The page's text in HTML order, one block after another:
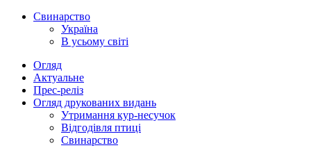
Свинарство
Україна
В усьому світі
Огляд
Актуальне
Прес-реліз
Огляд друкованих видань
Утримання кур-несучок
Відгодівля птиці
Свинарство